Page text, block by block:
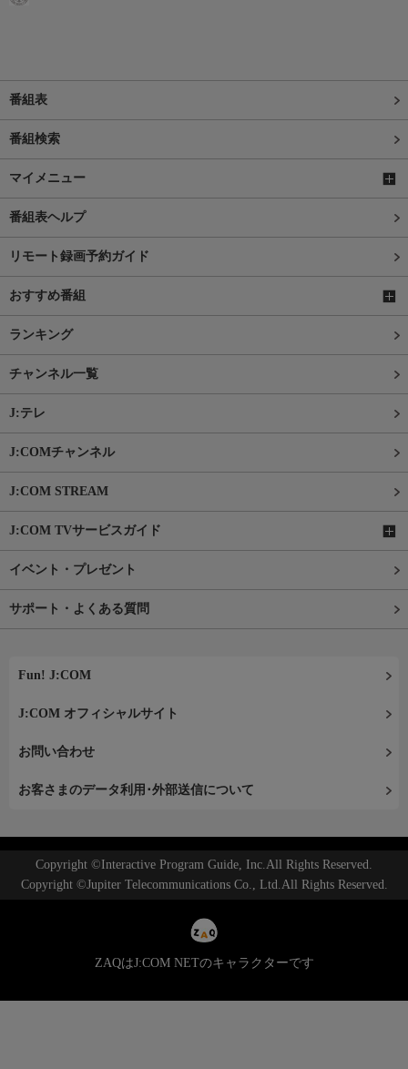
番組表
番組検索
マイメニュー
番組表ヘルプ
リモート録画予約ガイド
おすすめ番組
ランキング
チャンネル一覧
J:テレ
J:COMチャンネル
J:COM STREAM
J:COM TVサービスガイド
イベント・プレゼント
サポート・よくある質問
Fun! J:COM
J:COM オフィシャルサイト
お問い合わせ
お客さまのデータ利用･外部送信について
Copyright ©Interactive Program Guide, Inc.All Rights Reserved.
Copyright ©Jupiter Telecommunications Co., Ltd.All Rights Reserved.
ZAQはJ:COM NETのキャラクターです